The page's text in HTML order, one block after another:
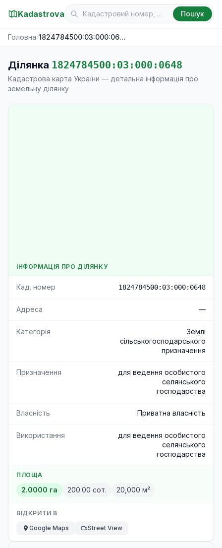
Kadastrova Пошук
Головна› 1824784500:03:000:0648
Ділянка 1824784500:03:000:0648
Кадастрова карта України — детальна інформація про
земельну ділянку
ІНФОРМАЦІЯ ПРО ДІЛЯНКУ
Кад. номер 1824784500:03:000:0648
Адреса —
Категорія
Землі
сільськогосподарського
призначення
Призначення
для ведення особистого
селянського
господарства
Власність Приватна власність
Використання
для ведення особистого
селянського
господарства
ПЛОЩА
2.0000 га 200.00 сот. 20,000 м²
ВІДКРИТИ В
Google Maps
Street View